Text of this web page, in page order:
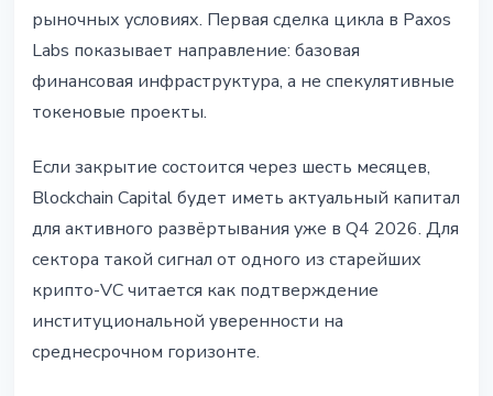
рыночных условиях. Первая сделка цикла в Paxos
Labs показывает направление: базовая
финансовая инфраструктура, а не спекулятивные
токеновые проекты.
Если закрытие состоится через шесть месяцев,
Blockchain Capital будет иметь актуальный капитал
для активного развёртывания уже в Q4 2026. Для
сектора такой сигнал от одного из старейших
крипто-VC читается как подтверждение
институциональной уверенности на
среднесрочном горизонте.